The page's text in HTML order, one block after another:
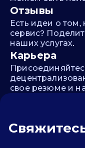
Отзывы
Есть идеи о
сервис?
наших услугах.
Карьера
свое резюме и